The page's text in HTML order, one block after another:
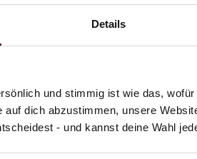
Details
und stimmig ist wie das,
dich abzustimmen, unsere
- und kannst deine Wahl
In 8 Wochen
mit